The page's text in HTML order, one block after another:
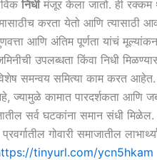
निधीमंजूर केला जातो. ही रक्कम
करता येतो आणि त्यासाठी
आणि अंतिम पूर्णता यांचं
उपलब्धता किंवा निधी
समन्वय समित्या काम करत आहेत.
कामात पारदर्शकता आणि
सर्व घटकांना समान संधी मिळेल.
गोवारी समाजातील
tinyurl.com/ycn5hkam